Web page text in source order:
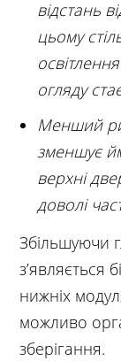
відстань
цьому
огляду
Менший
зменшує
верхні
доволі
Збільшуючи
з’являється
нижніх
можливо
зберігання.